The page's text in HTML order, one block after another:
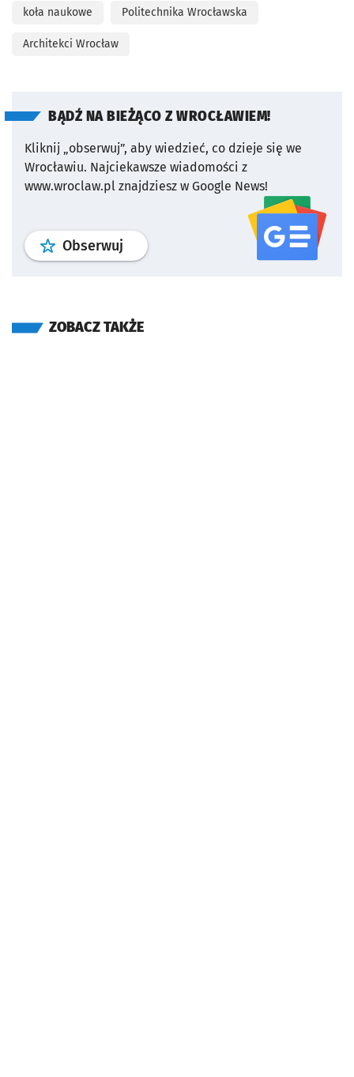
koła naukowe Politechnika Wrocławska
Architekci Wrocław
BĄDŹ NA BIEŻĄCO Z WROCŁAWIEM!
Kliknij „obserwuj”, aby wiedzieć, co dzieje się we
Wrocławiu. Najciekawsze wiadomości z
www.wroclaw.pl znajdziesz w Google News!
Obserwuj profil serwisu
ZOBACZ TAKŻE